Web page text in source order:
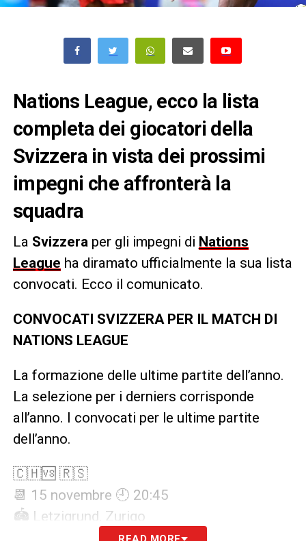
Nations League, ecco la lista
completa dei giocatori della
Svizzera in vista dei prossimi
impegni che affronterà la
squadra
La Svizzeraper gli impegni di Nations
League ha diramato ufficialmente la sua lista
convocati. Ecco il comunicato.
CONVOCATI SVIZZERA PER IL MATCH DI
NATIONS LEAGUE
La formazione delle ultime partite dell’anno.
La selezione per i derniers corrisponde
all’anno. I convocati per le ultime partite
dell’anno.
🇨🇭🆚 🇷🇸
📆 15 novembre 🕘 20:45
🏟️ Letzigrund, Zurigo